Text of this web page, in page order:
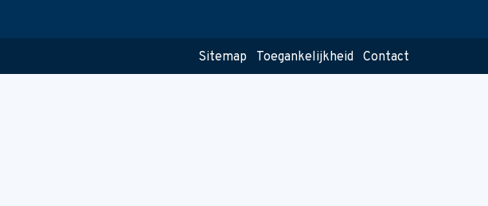
Sitemap Toegankelijkheid Contact